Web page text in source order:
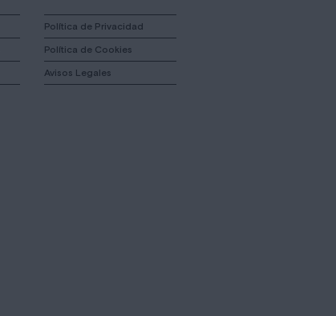
Política de Privacidad
Política de Cookies
Avisos Legales